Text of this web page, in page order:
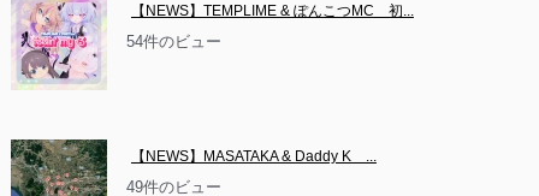
【NEWS】TEMPLIME & ぽんこつMC　初...
54件のビュー
【NEWS】MASATAKA & Daddy K　...
49件のビュー